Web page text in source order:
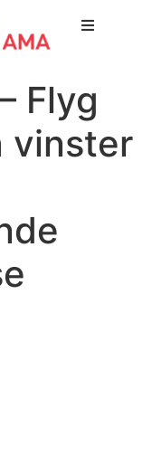
Lo
Flyg
vinster